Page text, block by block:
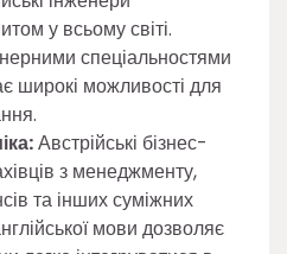
у всьому світі.
спеціальностями
широкі можливості для
Австрійські бізнес-
з менеджменту,
та інших суміжних
мови дозволяє